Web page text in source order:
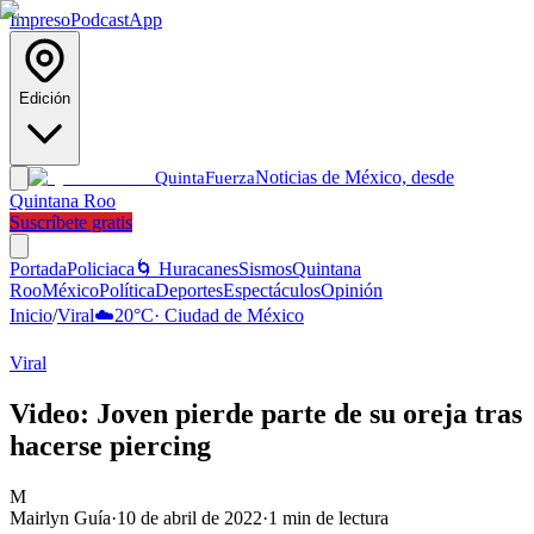
ImpresoPodcastApp
Edición
QuintaFuerzaNoticias de México, desde
Quintana Roo
Suscríbete gratis
PortadaPoliciaca 🌀 HuracanesSismosQuintana
RooMéxicoPolíticaDeportesEspectáculosOpinión
Inicio/Viral☁️20°C· Ciudad de México
Viral
Video: Joven pierde parte de su oreja tras
hacerse piercing
M
Mairlyn Guía·10 de abril de 2022·1 min de lectura